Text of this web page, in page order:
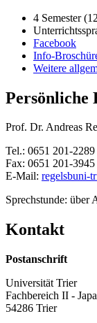
4 Semester
Facebook
Info-
Weitere
Persönliche
Prof. Dr. Andreas
Tel.: 0651 201-2289
Fax: 0651 201-3945
E-Mail: regelsbuni-
Sprechstunde: über
Kontakt
Postanschrift
Universität Trier
Fachbereich II -
54286 Trier